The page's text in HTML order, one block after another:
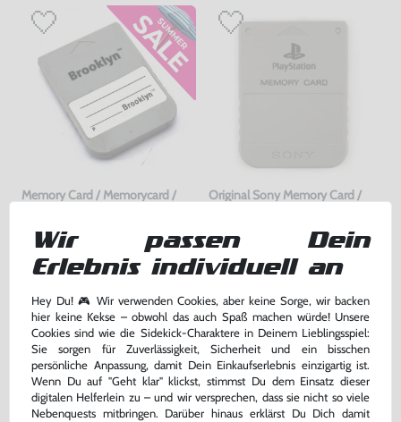
Memory Card / Memorycard /
Hersteller]
-20% bisher
jetzt nur4,00 €
Warenkorb
Original Sony Memory Card /
nur29,99 €
Warenkorb
Wir passen Dein
Erlebnis individuell an
Hey Du! 🎮 Wir verwenden Cookies, aber keine Sorge, wir backen
hier keine Kekse – obwohl das auch Spaß machen würde! Unsere
Cookies sind wie die Sidekick-Charaktere in Deinem Lieblingsspiel:
Sie sorgen für Zuverlässigkeit, Sicherheit und ein bisschen
persönliche Anpassung, damit Dein Einkaufserlebnis einzigartig ist.
Wenn Du auf "Geht klar" klickst, stimmst Du dem Einsatz dieser
digitalen Helferlein zu – und wir versprechen, dass sie nicht so viele
Nebenquests mitbringen. Darüber hinaus erklärst Du Dich damit